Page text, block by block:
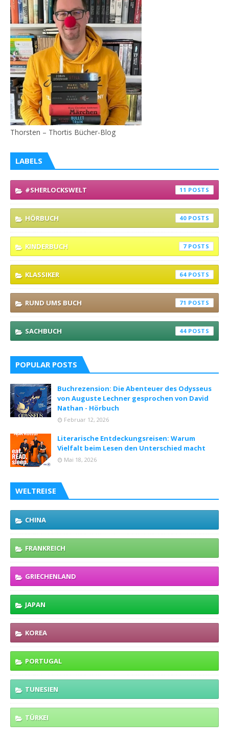
Thorsten – Thortis Bücher-Blog
LABELS
#SHERLOCKSWELT 11
HÖRBUCH 40
KINDERBUCH 7
KLASSIKER 64
RUND UMS BUCH 71
SACHBUCH 44
POPULAR POSTS
Buchrezension: Die Abenteuer des Odysseus
von Auguste Lechner gesprochen von David
Nathan - Hörbuch
Februar 12, 2026
Literarische Entdeckungsreisen: Warum
Vielfalt beim Lesen den Unterschied macht
Mai 18, 2026
WELTREISE
CHINA
FRANKREICH
GRIECHENLAND
JAPAN
KOREA
PORTUGAL
TUNESIEN
TÜRKEI